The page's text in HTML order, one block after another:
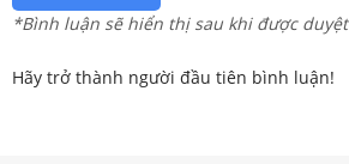
*Bình luận sẽ hiển thị sau khi được duyệt
Hãy trở thành người đầu tiên bình luận!